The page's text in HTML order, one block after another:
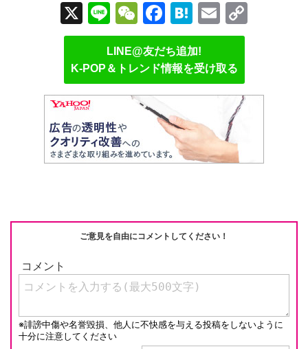
X
Li
n
e
W
e
C
h
at
F
a
c
e
b
o
o
k
H
at
e
n
a
E
m
ail
Li
LINE@友だち追加!
K-POP＆トレンド情報を受け取る
ご意見を自由にコメントしてください！